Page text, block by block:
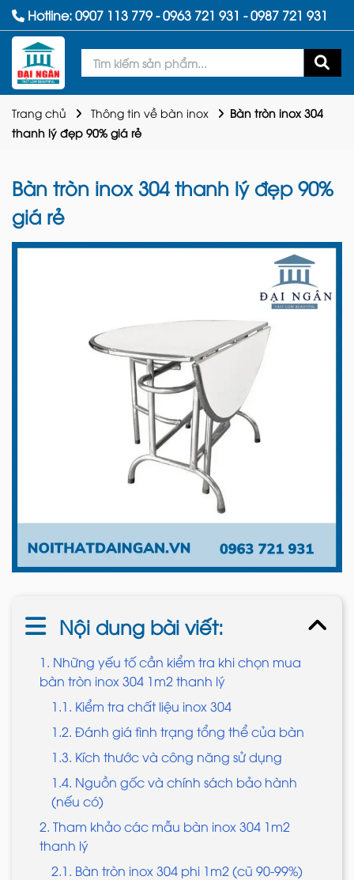
Hotline:0907 113 779-0963 721 931 -0987 721 931
Trang chủ Thông tin về bàn inox
Bàn tròn inox 304
thanh lý đẹp 90% giá rẻ
Bàn tròn inox 304 thanh lý đẹp 90%
giá rẻ
Nội dung bài viết:
1. Những yếu tố cần kiểm tra khi chọn mua
bàn tròn inox 304 1m2 thanh lý
1.1. Kiểm tra chất liệu inox 304
1.2. Đánh giá tình trạng tổng thể của bàn
1.3. Kích thước và công năng sử dụng
1.4. Nguồn gốc và chính sách bảo hành
(nếu có)
2. Tham khảo các mẫu bàn inox 304 1m2
thanh lý
2.1. Bàn tròn inox 304 phi 1m2 (cũ 90-99%)